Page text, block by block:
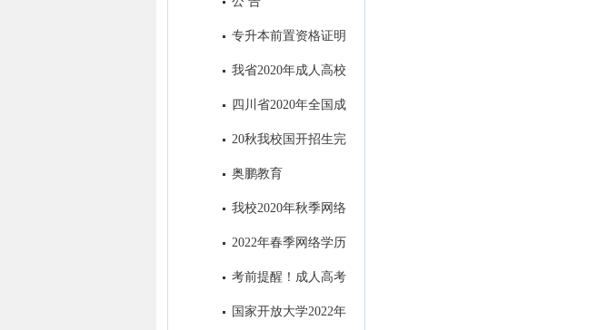
接受成人本科教育报名公告
专升本前置资格证明
材料出现问题处理办法
我省2020年成人高校
招生录取最低控制分数线出炉！
四川省2020年全国成
人高考考生身体健康监测公告
20秋我校国开招生完
奥鹏教育
我校2020年秋季网络
教育招生顺利结束
2022年春季网络学历
教育电子科技大学招生简章
考前提醒！成人高考
明天开考，这4点需注意！
国家开放大学2022年